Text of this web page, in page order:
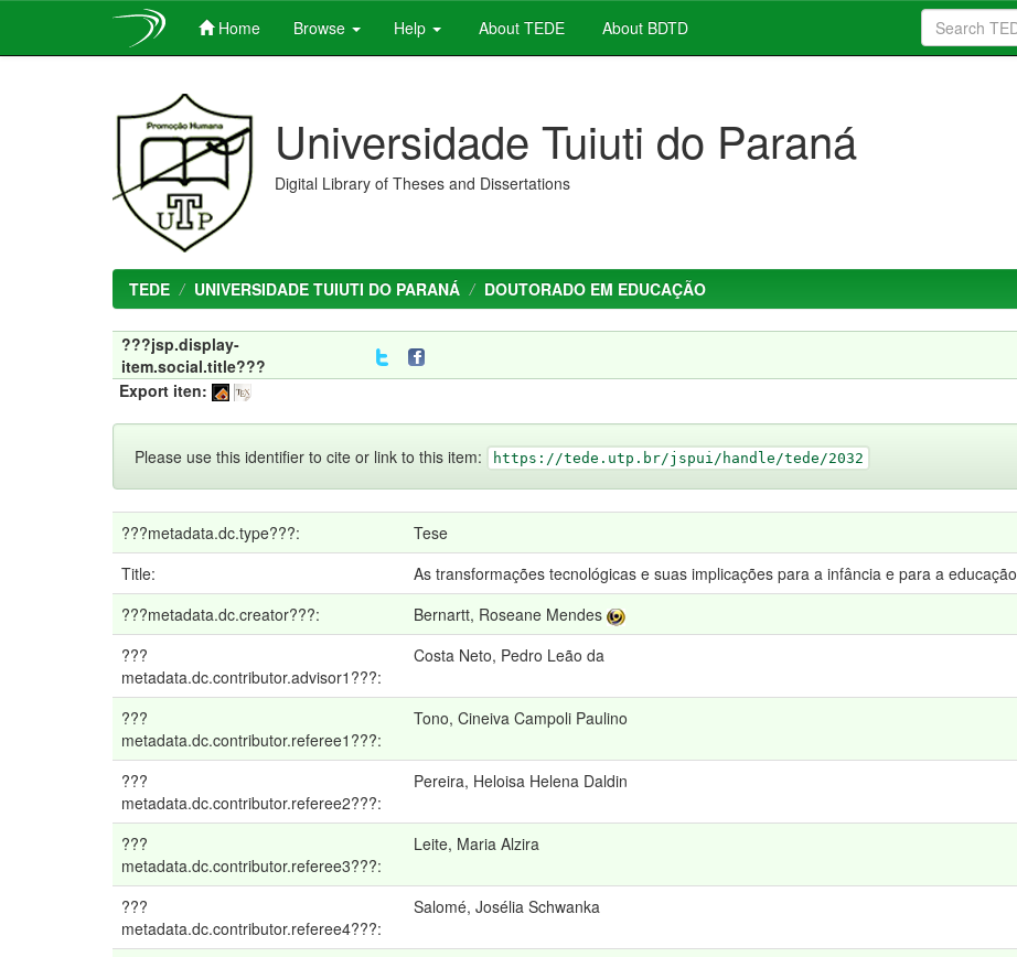
Home Browse Help About TEDE About BDTD
Universidade Tuiuti do Paraná
Digital Library of Theses and Dissertations
TEDE UNIVERSIDADE TUIUTI DO PARANÁ DOUTORADO EM EDUCAÇÃO
???jsp.display-
item.social.title???
Export iten:
Please use this identifier to cite or link to this item: https://tede.utp.br/jspui/handle/tede/2032
???metadata.dc.type???:
Tese
Title:
As transformações tecnológicas e suas implicações para a infância e para a educação
???metadata.dc.creator???:
Bernartt, Roseane Mendes
???
metadata.dc.contributor.advisor1???:
Costa Neto, Pedro Leão da
???
metadata.dc.contributor.referee1???:
Tono, Cineiva Campoli Paulino
???
metadata.dc.contributor.referee2???:
Pereira, Heloisa Helena Daldin
???
metadata.dc.contributor.referee3???:
Leite, Maria Alzira
???
metadata.dc.contributor.referee4???:
Salomé, Josélia Schwanka